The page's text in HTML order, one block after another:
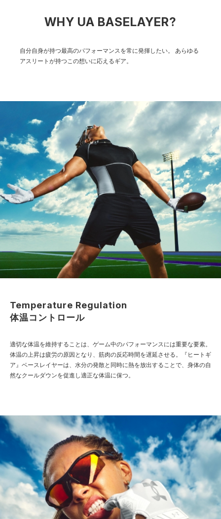
WHY UA BASELAYER?
自分自身が持つ最高のパフォーマンスを常に発揮したい。
あらゆる
アスリートが持つこの想いに応えるギア。
Temperature Regulation
体温コントロール
適切な体温を維持することは、ゲーム中のパフォーマンスには重要な要素。
体温の上昇は疲労の原因となり、筋肉の反応時間を遅延させる。『ヒートギ
ア』ベースレイヤーは、水分の発散と同時に熱を放出することで、身体の自
然なクールダウンを促進し適正な体温に保つ。